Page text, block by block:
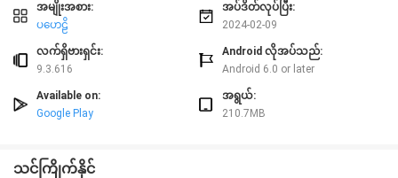
အမျိုးအစား:
ပဟေဠိ
အပ်ဒိတ်လုပ်ပြီး:
2024-02-09
လက်ရှိဗားရှင်း:
9.3.616
Android လိုအပ်သည်:
Android 6.0 or later
Available on:
Google Play
အရွယ်:
210.7MB
သင်ကြိုက်နိုင်